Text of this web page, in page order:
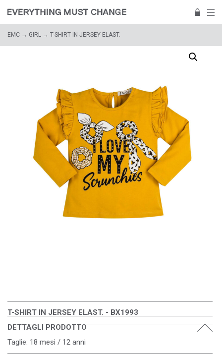
EMC → GIRL → T-SHIRT IN JERSEY ELAST.
T-SHIRT IN JERSEY ELAST. - BX1993
DETTAGLI PRODOTTO
Taglie: 18 mesi / 12 anni